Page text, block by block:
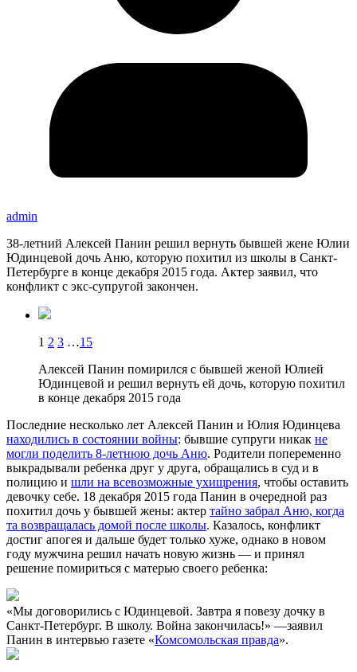
admin
38-летний Алексей Панин решил вернуть бывшей жене Юлии
Юдинцевой дочь Аню, которую похитил из школы в Санкт-
Петербурге в конце декабря 2015 года. Актер заявил, что
конфликт с экс-супругой закончен.
1 2 3 …15
Алексей Панин помирился с бывшей женой Юлией
Юдинцевой и решил вернуть ей дочь, которую похитил
в конце декабря 2015 года
Последние несколько лет Алексей Панин и Юлия Юдинцева
находились в состоянии войны: бывшие супруги никак не
могли поделить 8-летнюю дочь Аню. Родители попеременно
выкрадывали ребенка друг у друга, обращались в суд и в
полицию и шли на всевозможные ухищрения, чтобы оставить
девочку себе. 18 декабря 2015 года Панин в очередной раз
похитил дочь у бывшей жены: актер тайно забрал Аню, когда
та возвращалась домой после школы. Казалось, конфликт
достиг апогея и дальше будет только хуже, однако в новом
году мужчина решил начать новую жизнь — и принял
решение помириться с матерью своего ребенка:
«Мы договорились с Юдинцевой. Завтра я повезу дочку в
Санкт-Петербург. В школу. Война закончилась!» —заявил
Панин в интервью газете «Комсомольская правда».